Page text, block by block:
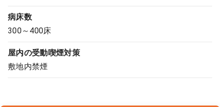
DtoDとは
お問合せ
採用をお考えの医療機関の方
病床数
300～400床
屋内の受動喫煙対策
敷地内禁煙